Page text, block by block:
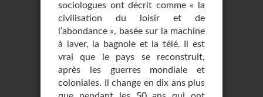
sociologues ont décrit comme « la
civilisation du loisir et de
l’abondance », basée sur la machine
à laver, la bagnole et la télé. Il est
vrai que le pays se reconstruit,
après les guerres mondiale et
coloniales. Il change en dix ans plus